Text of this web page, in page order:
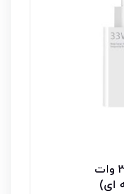
شارژر اورجینال 33 وات
ای)